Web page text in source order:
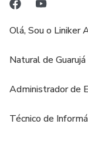
DINHEIRO.
Olá, Sou o Liniker
Natural de
Administrador de
Técnico de